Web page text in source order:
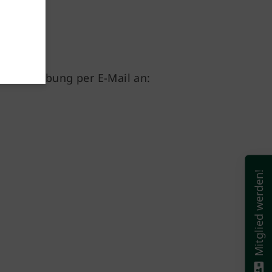
Bewerbung per E-Mail an:
Mitglied werden!